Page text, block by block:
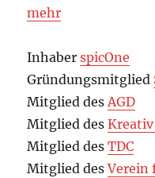
mehr
InhaberspicOne
Gründungsmitglied
Mitglied desAGD
Mitglied des
Mitglied desTDC
Mitglied desVerein